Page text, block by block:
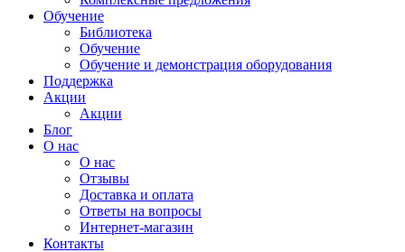
Обучение
Библиотека
Обучение
Обучение и демонстрация оборудования
Поддержка
Акции
Акции
Блог
О нас
О нас
Отзывы
Доставка и оплата
Ответы на вопросы
Интернет-магазин
Контакты